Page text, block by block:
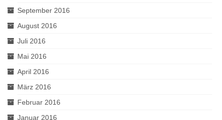
September 2016
August 2016
Juli 2016
Mai 2016
April 2016
März 2016
Februar 2016
Januar 2016